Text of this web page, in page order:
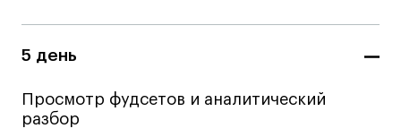
Политика конфиденциальности
Публичная оферта
5 день
Просмотр фудсетов и аналитический
разбор